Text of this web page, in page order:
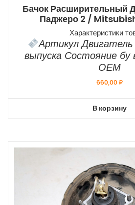
Бачок Расширительный
Паджеро 2 /
Характеристики
Артикул Двигатель
выпуска Состояние бу
ОЕМ
660,00₽
В корзину